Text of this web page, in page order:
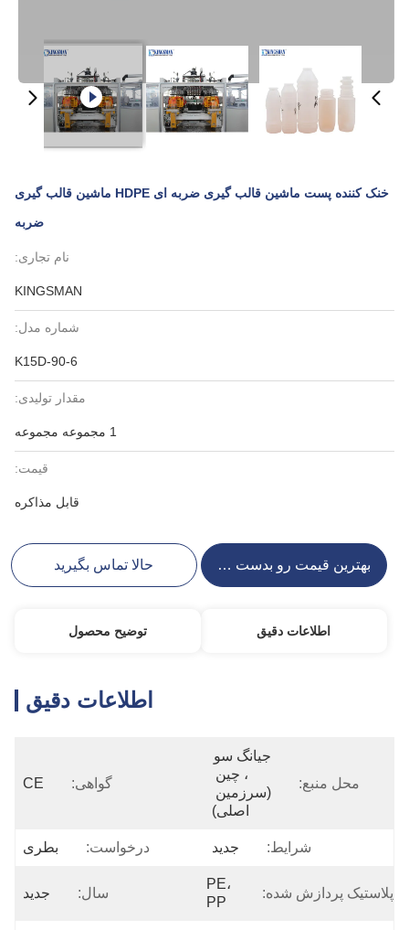
خنک کننده پست ماشین قالب گیری ضربه ای HDPE ماشین قالب گیری
ضربه
نام تجاری:
KINGSMAN
شماره مدل:
K15D-90-6
مقدار تولیدی:
قیمت:
قابل مذاکره
بهترین قیمت رو بدست بیار حالا تماس بگیرید
اطلاعات دقیق توضیح محصول
اطلاعات دقیق
محل منبع:
جیانگ سو
، چین
(سرزمین
اصلی)
گواهی: CE
شرایط: جدید درخواست: بطری
پلاستیک پردازش شده:
PE،
PP
سال: جدید